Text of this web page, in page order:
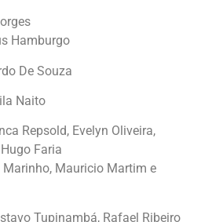
Hamburgo
De Souza
Naito
Repsold, Evelyn Oliveira,
Faria
Marinho, Mauricio Martim e
Tupinambá, Rafael Ribeiro